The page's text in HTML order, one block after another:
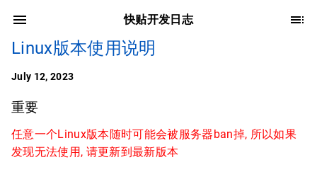
快贴开发日志
Linux版本使用说明
July 12, 2023
重要
任意一个Linux版本随时可能会被服务器ban掉, 所以如果
发现无法使用, 请更新到最新版本